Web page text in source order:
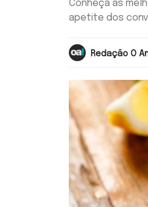
Conheça as
apetite dos
Redação O